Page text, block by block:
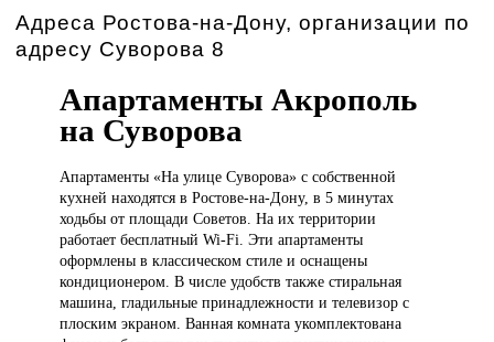
Адреса Ростова-на-Дону, организации по
адресу Суворова 8
Апартаменты Акрополь
на Суворова
Апартаменты «Наулице Суворова» с собственной
кухней находятся в Ростове-на-Дону, в 5 минутах
ходьбы от площади Советов. На их территории
работает бесплатный Wi-Fi. Эти апартаменты
оформлены в классическом стиле и оснащены
кондиционером. В числе удобств также стиральная
машина, гладильные принадлежности и телевизор с
плоским экраном. Ванная комната укомплектована